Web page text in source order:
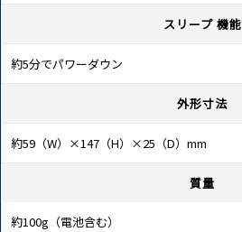
スリープ 機能
約5分でパワーダウン
外形寸法
約59（W）×147（H）×25（D）mm
質量
約100g（電池含む）